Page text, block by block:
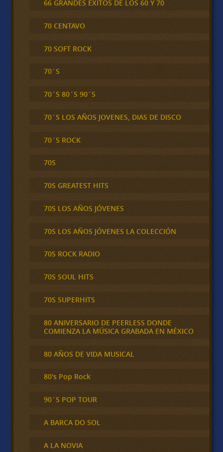
66 GRANDES ÉXITOS DE LOS 60 Y 70
70 CENTAVO
70 SOFT ROCK
70´S
70´S 80´S 90´S
70´S LOS AÑOS JOVENES, DIAS DE DISCO
70´S ROCK
70S
70S GREATEST HITS
70S LOS AÑOS JÓVENES
70S LOS AÑOS JÓVENES LA COLECCIÓN
70S ROCK RADIO
70S SOUL HITS
70S SUPERHITS
80 ANIVERSARIO DE PEERLESS DONDE
COMIENZA LA MÚSICA GRABADA EN MÉXICO
80 AÑOS DE VIDA MUSICAL
80's Pop Rock
90´S POP TOUR
A BARCA DO SOL
A LA NOVIA